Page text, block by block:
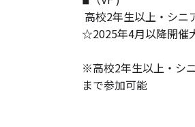
高校2年生以上・
☆2025年4月以降開催
※高校2年生以上・シ
まで参加可能